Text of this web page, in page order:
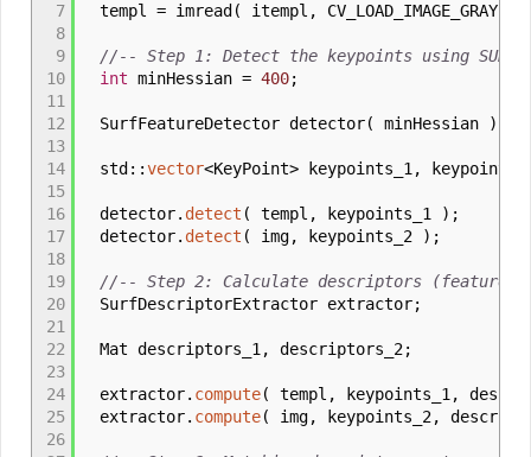
7
8
9
10
11
12
13
14
15
16
17
18
19
20
21
22
23
24
25
26
templ = imread ( itempl,
//-- Step 1: Detect the keypoints using SURF
int minHessian = 400;
SurfFeatureDetector detector( minHessian )
std ::vector<KeyPoint> keypoints_1,
detector. detect ( templ, keypoints_1 ) ;
detector. detect ( img, keypoints_2 ) ;
//-- Step 2: Calculate descriptors (feature
SurfDescriptorExtractor extractor;
Mat descriptors_1, descriptors_2;
extractor. compute(
templ, keypoints_1,
extractor. compute( img, keypoints_2,